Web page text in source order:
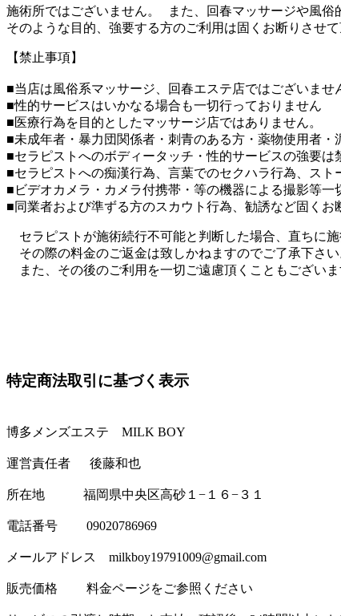
施術所ではございません。 また、回春マッサージや風俗
そのような目的、強要する方のご利用は固くお断りさせて
【禁止事項】
■当店は風俗系マッサージ、回春エステ店ではございま
■性的サービスはいかなる場合も一切行っておりません
■医療行為を目的としたマッサージ店ではありません。
■未成年者・暴力団関係者・刺青のある方・薬物使用者・
■セラピストへのボディータッチ・性的サービスの強要は
■セラピストへの痴漢行為、言葉でのセクハラ行為、スト
■ビデオカメラ・カメラ付携帯・等の機器による撮影等一
■同業者および準ずる方のスカウト行為、勧誘など固くお
セラピストが施術続行不可能と判断した場合、直ちに
その際の料金のご返金は致しかねますのでご了承下さい
また、その後のご利用を一切ご遠慮頂くこともござい
特定商法取引に基づく表示
博多メンズエステ MILK BOY
運営責任者 後藤和也
所在地 福岡県中央区高砂１−１６−３１
電話番号 09020786969
メールアドレス milkboy19791009@gmail.com
販売価格 料金ページをご参照ください